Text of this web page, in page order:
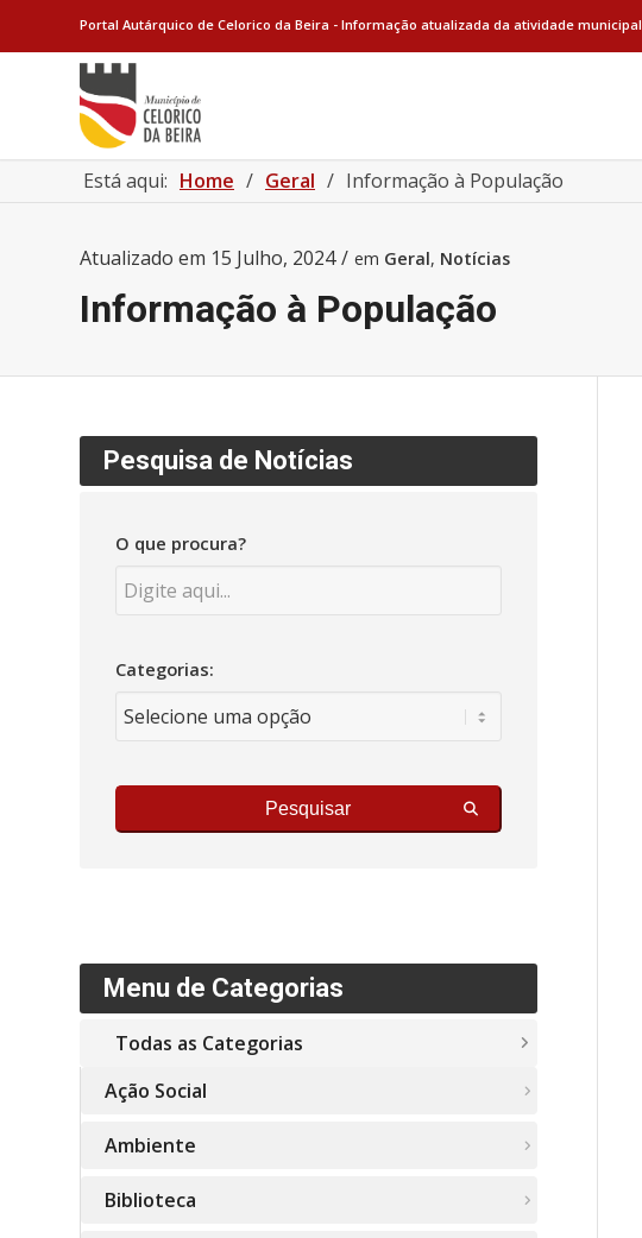
Portal Autárquico de Celorico da Beira - Informação atualizada da atividade municipal
Está aqui: Home / Geral / Informação à População
Atualizado em 15 Julho, 2024 / em Geral, Notícias
Informação à População
Pesquisa de Notícias
O que procura?
Categorias:
Pesquisar
Menu de Categorias
Todas as Categorias
Ação Social
Ambiente
Biblioteca